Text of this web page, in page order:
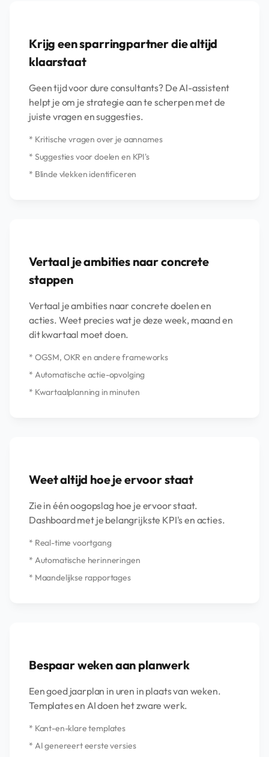
Krijg een sparringpartner die altijd
klaarstaat
Geen tijd voor dure consultants? De AI-assistent
helpt je om je strategie aan te scherpen met de
juiste vragen en suggesties.
* Kritische vragen over je aannames
* Suggesties voor doelen en KPI's
* Blinde vlekken identificeren
Vertaal je ambities naar concrete
stappen
Vertaal je ambities naar concrete doelen en
acties. Weet precies wat je deze week, maand en
dit kwartaal moet doen.
* OGSM, OKR en andere frameworks
* Automatische actie-opvolging
* Kwartaalplanning in minuten
Weet altijd hoe je ervoor staat
Zie in één oogopslag hoe je ervoor staat.
Dashboard met je belangrijkste KPI's en acties.
* Real-time voortgang
* Automatische herinneringen
* Maandelijkse rapportages
Bespaar weken aan planwerk
Een goed jaarplan in uren in plaats van weken.
Templates en AI doen het zware werk.
* Kant-en-klare templates
* AI genereert eerste versies